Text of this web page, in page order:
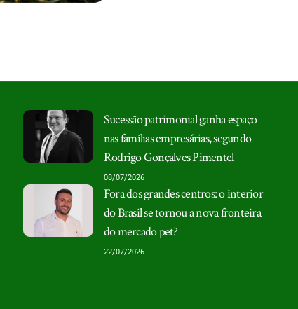
Sucessão patrimonial ganha espaço
nas famílias empresárias, segundo
Rodrigo Gonçalves Pimentel
08/07/2026
Fora dos grandes centros: o interior
do Brasil se tornou a nova fronteira
do mercado pet?
22/07/2026